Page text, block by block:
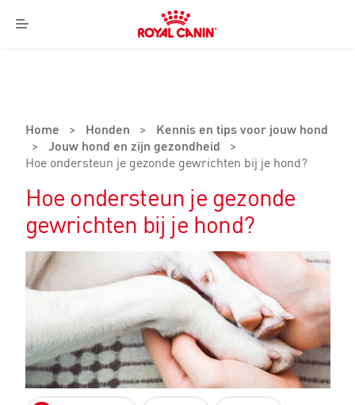
Menu
Royal
Canin
Home > Honden >
Kennis en tips voor jouw hond
> Jouw hond en zijn gezondheid
>
Hoe ondersteun je gezonde gewrichten bij je hond?
Hoe ondersteun je gezonde
gewrichten bij je hond?